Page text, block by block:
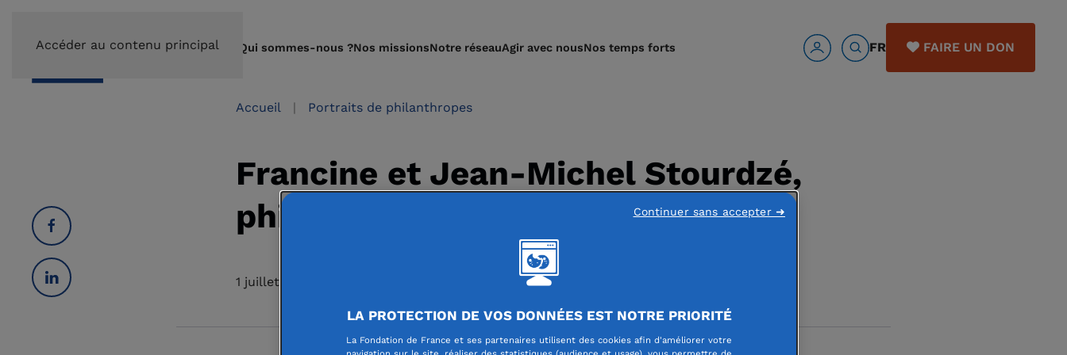
Accéder au contenu principal Qui sommes-nous ?Nos missionsNotre réseauAgir avec nousNos temps forts FR FAIRE UN DON
Accueil Portraits de philanthropes
Francine et Jean-Michel Stourdzé,
philanthropes d'avenir
1 juillet 2021
LA PROTECTION DE VOS DONNÉES EST NOTRE PRIORITÉ
La Fondation de France et ses partenaires utilisent des cookies afin d'améliorer votre
Continuer sans accepter ➜